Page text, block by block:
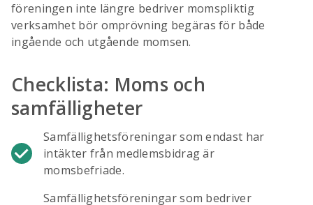
föreningen inte längre bedriver momspliktig
verksamhet bör omprövning begäras för både
ingående och utgående momsen.
Checklista: Moms och
samfälligheter
Samfällighetsföreningar som endast har
intäkter från medlemsbidrag är
momsbefriade.
Samfällighetsföreningar som bedriver